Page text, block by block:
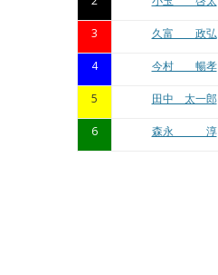
3 久富 政弘
4 今村 暢孝
5 田中 太一郎
6 森永 淳